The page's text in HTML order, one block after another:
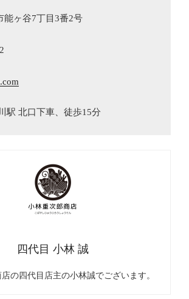
能ヶ谷7丁目3番2号
駅 北口下車、徒歩15分
四代目 小林 誠
の四代目店主の小林誠でございます。